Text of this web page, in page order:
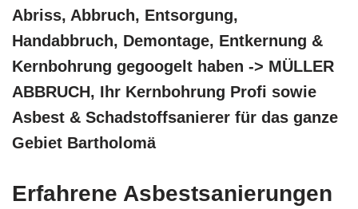
Abriss, Abbruch, Entsorgung,
Handabbruch, Demontage, Entkernung &
Kernbohrung gegoogelt haben -> MÜLLER
ABBRUCH, Ihr Kernbohrung Profi sowie
Asbest & Schadstoffsanierer für das ganze
Gebiet Bartholomä
Erfahrene Asbestsanierungen